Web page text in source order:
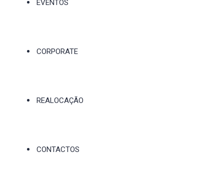
EVENTOS
CORPORATE
REALOCAÇÃO
CONTACTOS